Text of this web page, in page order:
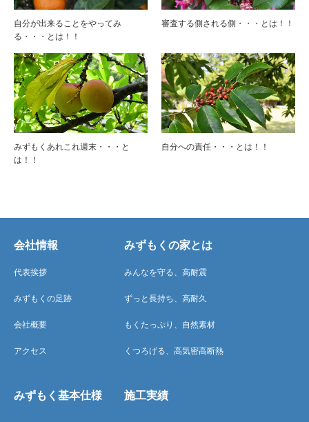
自分が出来ることをやってみ
る・・・とは！！
審査する側される側・・・とは！！
みずもくあれこれ週末・・・と
は！！
自分への責任・・・とは！！
会社情報
代表挨拶
みずもくの足跡
会社概要
アクセス
みずもくの家とは
みんなを守る、高耐震
ずっと長持ち、高耐久
もくたっぷり、自然素材
くつろげる、高気密高断熱
みずもく基本仕様 施工実績